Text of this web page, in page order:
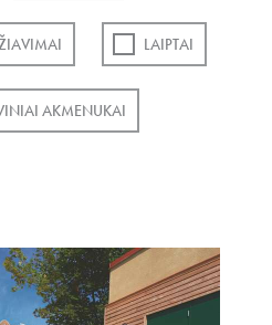
LAIPTAI
AKMENUKAI